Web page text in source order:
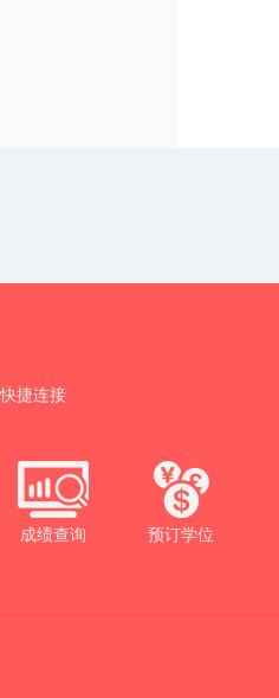
快捷连接
成绩查询 预订学位